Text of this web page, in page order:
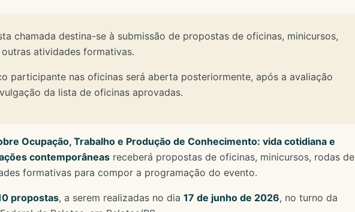
chamada destina-se à submissão de propostas de oficinas, minicursos,
atividades formativas.
participante nas oficinas será aberta posteriormente, após a avaliação
da lista de oficinas aprovadas.
Ocupação, Trabalho e Produção de Conhecimento: vida cotidiana e
contemporâneas receberá propostas de oficinas, minicursos, rodas de
formativas para compor a programação do evento.
propostas, a serem realizadas no dia 17 de junho de 2026, no turno da